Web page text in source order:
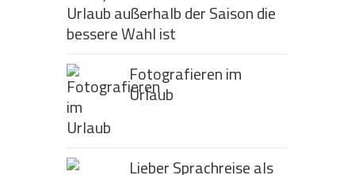
Urlaub außerhalb der Saison die
bessere Wahl ist
Fotografieren im
Urlaub
Lieber Sprachreise als